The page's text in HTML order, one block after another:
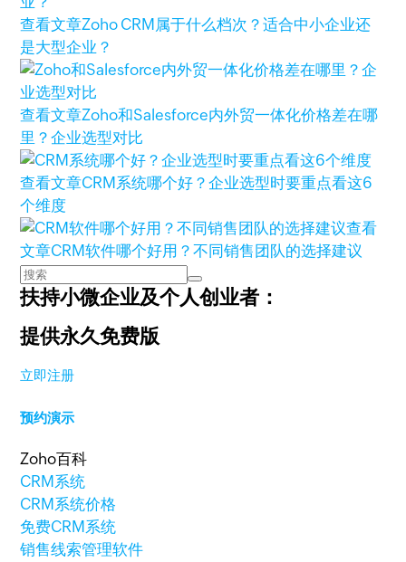
查看文章Zoho CRM属于什么档次？适合中小企业还
是大型企业？
查看文章Zoho和Salesforce内外贸一体化价格差在哪
里？企业选型对比
查看文章CRM系统哪个好？企业选型时要重点看这6
个维度
查看
文章CRM软件哪个好用？不同销售团队的选择建议
扶持小微企业及个人创业者：
提供永久免费版
立即注册
预约演示
Zoho百科
CRM系统
CRM系统价格
免费CRM系统
销售线索管理软件